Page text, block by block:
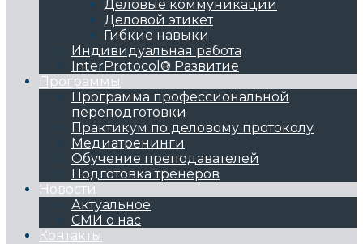
Деловые коммуникации
Деловой этикет
Гибкие навыки
Индивидуальная работа
InterProtocol® Развитие
Программы
Программа профессиональной
переподготовки
Практикум по деловому протоколу
Медиатренинги
Обучение преподавателей
Подготовка тренеров
Новости
Актуальное
СМИ о нас
Контакты